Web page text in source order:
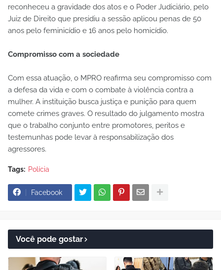
reconheceu a gravidade dos atos e o Poder Judiciário, pelo
Juiz de Direito que presidiu a sessão aplicou penas de 50
anos pelo feminicídio e 16 anos pelo homicídio.
Compromisso com a sociedade
Com essa atuação, o MPRO reafirma seu compromisso com
a defesa da vida e com o combate à violência contra a
mulher. A instituição busca justiça e punição para quem
comete crimes graves. O resultado do julgamento mostra
que o trabalho conjunto entre promotores, peritos e
testemunhas pode levar à responsabilização dos
agressores.
Tags: Polícia
Facebook
Você pode gostar